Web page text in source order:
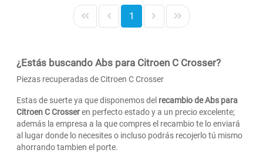
1
¿Estás buscando Abs para Citroen C Crosser?
Piezas recuperadas de Citroen C Crosser
Estas de suerte ya que disponemos del recambio de Abs para
Citroen C Crosseren perfecto estado y a un precio excelente;
además la empresa a la que compres el recambio te lo enviará
al lugar donde lo necesites o incluso podrás recojerlo tú mismo
ahorrando tambien el porte.